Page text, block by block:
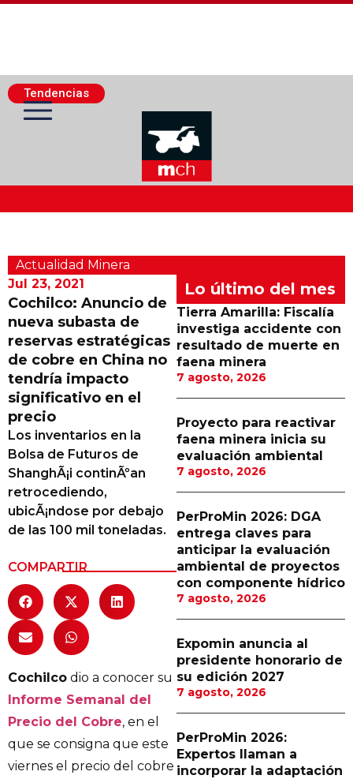
Tendencias
Actualidad Minera
Minería Superficie
Minerí­a Subterránea
Proveedores
Canal Digital
Columnas de Opinión
Designaciones
Calendario de Eventos
Revistas Digital
Siguenos
Actualidad Minera
Jul 23, 2021
Cochilco: Anuncio de
nueva subasta de
reservas estratégicas
de cobre en China no
tendría impacto
significativo en el
precio
Los inventarios en la
Bolsa de Futuros de
ShanghÃ¡i continÃºan
retrocediendo,
ubicÃ¡ndose por debajo
de las 100 mil toneladas.
COMPARTIR
Cochilco dio a conocer su
Informe Semanal del
Precio del Cobre, en el
que se consigna que este
viernes el precio del cobre
Lo último del mes
Tierra Amarilla: Fiscalía
investiga accidente con
resultado de muerte en
faena minera
7 agosto, 2026
Proyecto para reactivar
faena minera inicia su
evaluación ambiental
7 agosto, 2026
PerProMin 2026: DGA
entrega claves para
anticipar la evaluación
ambiental de proyectos
con componente hídrico
7 agosto, 2026
Expomin anuncia al
presidente honorario de
su edición 2027
7 agosto, 2026
PerProMin 2026:
Expertos llaman a
incorporar la adaptación